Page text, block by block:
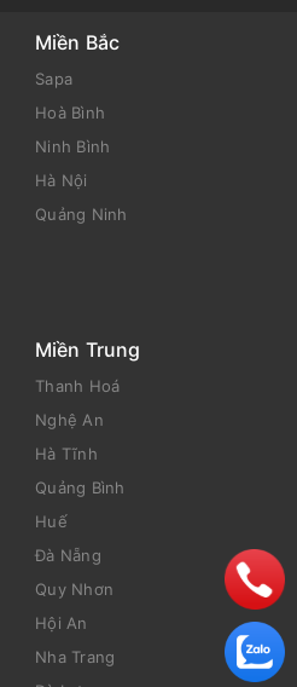
Miền Bắc
Sapa
Hoà Bình
Ninh Bình
Hà Nội
Quảng Ninh
Miền Trung
Thanh Hoá
Nghệ An
Hà Tĩnh
Quảng Bình
Huế
Đà Nẵng
Quy Nhơn
Hội An
Nha Trang